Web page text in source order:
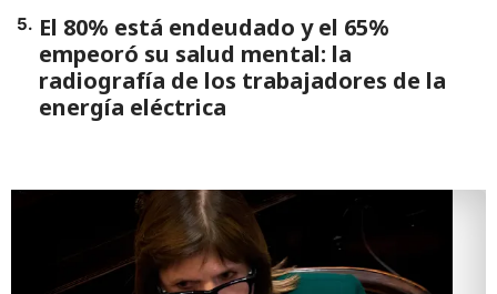
5. El 80% está endeudado y el 65%
empeoró su salud mental: la
radiografía de los trabajadores de la
energía eléctrica